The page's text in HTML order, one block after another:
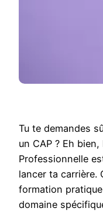
Tu te demandes
un CAP ? Eh
Professionnelle
lancer ta carrière.
formation
domaine